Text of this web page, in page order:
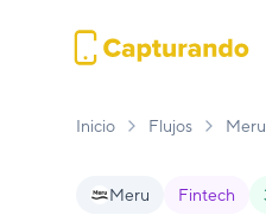
Inicio Flujos Meru
Meru Fintech